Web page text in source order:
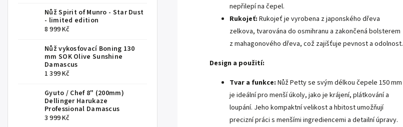
Nůž Spirit of Munro - Star Dust
- limited edition
8 999 Kč
Nůž vykosťovací Boning 130
mm SOK Olive Sunshine
Damascus
1 399 Kč
Gyuto / Chef 8" (200mm)
Dellinger Harukaze
Professional Damascus
3 999 Kč
nepřilepí na čepel.
Rukojeť: Rukojeť je vyrobena z japonského dřeva
zelkova, tvarována do osmihranu a zakončená bolsterem
z mahagonového dřeva, což zajišťuje pevnost a odolnost.
Design a použití:
Tvar a funkce: Nůž Petty se svým délkou čepele 150 mm
je ideální pro menší úkoly, jako je krájení, plátkování a
loupání. Jeho kompaktní velikost a hbitost umožňují
precizní práci s menšími ingrediencemi a detailní úpravy.